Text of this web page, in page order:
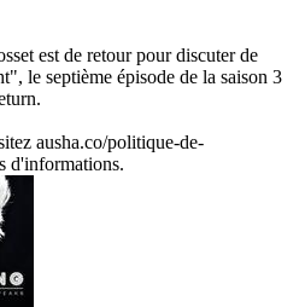
est de retour pour discuter de
le septième épisode de la saison 3
ausha.co/politique-de-
d'informations.